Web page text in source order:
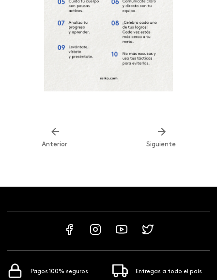
Anterior Siguiente
Pagos 100% seguros Entregas a todo el país